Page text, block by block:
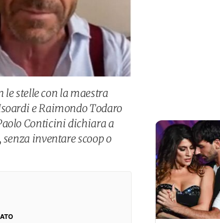
le stelle con la maestra
e Raimondo Todaro
Conticini dichiara a
inventare scoop o